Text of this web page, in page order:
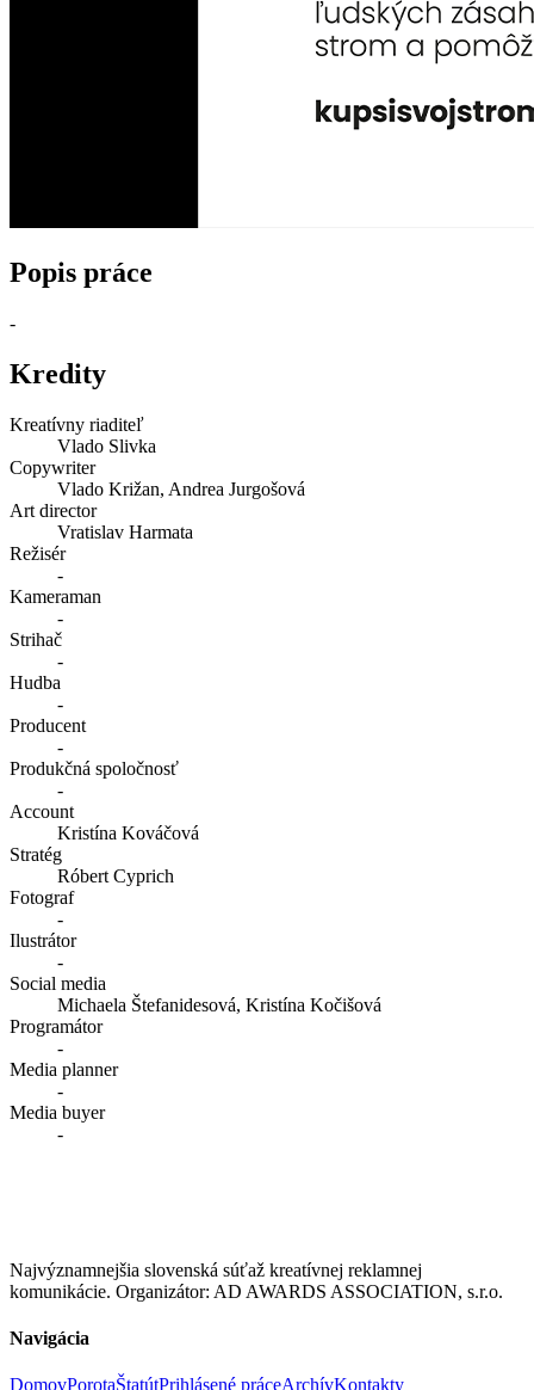
Popis práce
-
Kredity
Kreatívny riaditeľ
Vlado Slivka
Copywriter
Vlado Križan, Andrea Jurgošová
Art director
Vratislav Harmata
Režisér
-
Kameraman
-
Strihač
-
Hudba
-
Producent
-
Produkčná spoločnosť
-
Account
Kristína Kováčová
Stratég
Róbert Cyprich
Fotograf
-
Ilustrátor
-
Social media
Michaela Štefanidesová, Kristína Kočišová
Programátor
-
Media planner
-
Media buyer
-
Najvýznamnejšia slovenská súťaž kreatívnej reklamnej
komunikácie. Organizátor: AD AWARDS ASSOCIATION, s.r.o.
Navigácia
DomovPorotaŠtatútPrihlásené práceArchívKontakty